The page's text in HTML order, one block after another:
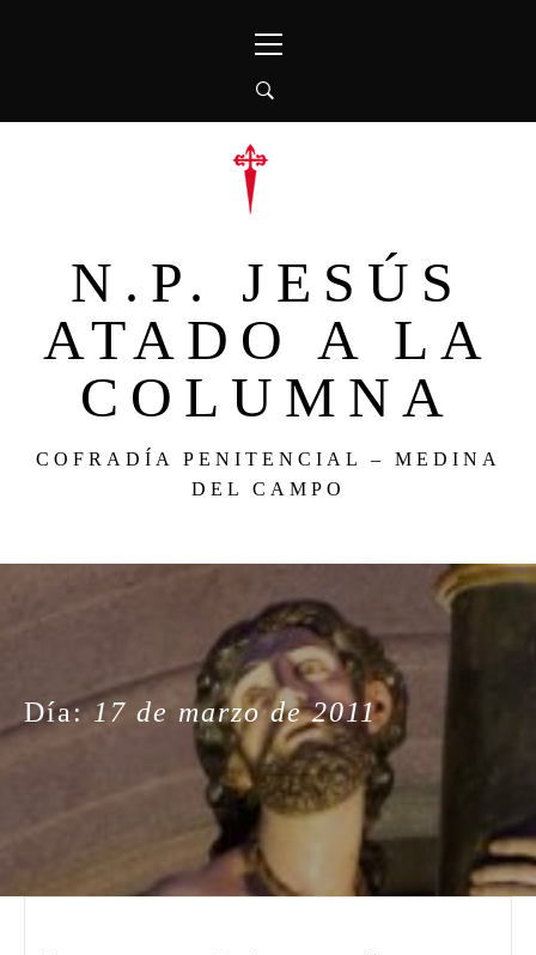
principal
N.P. JESÚS
ATADO A LA
COLUMNA
COFRADÍA PENITENCIAL – MEDINA
DEL CAMPO
Día:17 de marzo de 2011